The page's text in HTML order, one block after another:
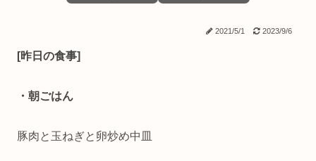
2021/5/1 2023/9/6
[昨日の食事]
・朝ごはん
豚肉と玉ねぎと卵炒め中皿